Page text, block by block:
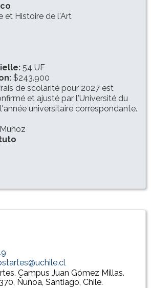
PROGRAMA
et Histoire de l'Art
54 UF
$243.900
de scolarité pour 2027 est
et ajusté par l'Université du
universitaire correspondante.
Campus Juan Gómez Millas.
Ñuñoa, Santiago, Chile.